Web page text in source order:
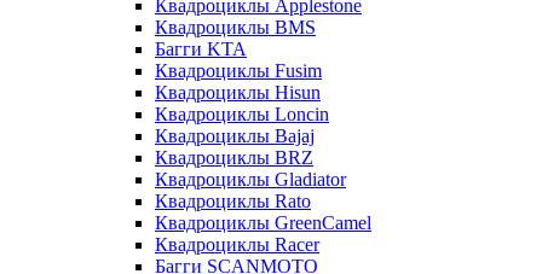
Квадроциклы Applestone
Квадроциклы BMS
Багги KTA
Квадроциклы Fusim
Квадроциклы Hisun
Квадроциклы Loncin
Квадроциклы Bajaj
Квадроциклы BRZ
Квадроциклы Gladiator
Квадроциклы Rato
Квадроциклы GreenCamel
Квадроциклы Racer
Багги SCANMOTO